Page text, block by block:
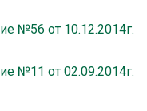
№56 от 10.12.2014г.
№11 от 02.09.2014г.